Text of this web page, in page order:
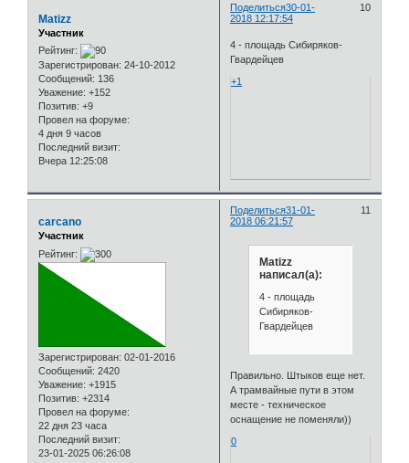
Поделиться 10
30-01-
2018 12:17:54
Matizz
Участник
Рейтинг:
Зарегистрирован: 24-10-2012
Сообщений: 136
Уважение: +152
Позитив: +9
Провел на форуме:
4 дня 9 часов
Последний визит:
Вчера 12:25:08
4 - площадь Сибиряков-
Гвардейцев
+1
Поделиться 11
31-01-
2018 06:21:57
carcano
Участник
Рейтинг:
Зарегистрирован: 02-01-2016
Сообщений: 2420
Уважение: +1915
Позитив: +2314
Провел на форуме:
22 дня 23 часа
Последний визит:
23-01-2025 06:26:08
Matizz
написал(а):
4 - площадь
Сибиряков-
Гвардейцев
Правильно. Штыков еще нет.
А трамвайные пути в этом
месте - техническое
оснащение не поменяли))
0